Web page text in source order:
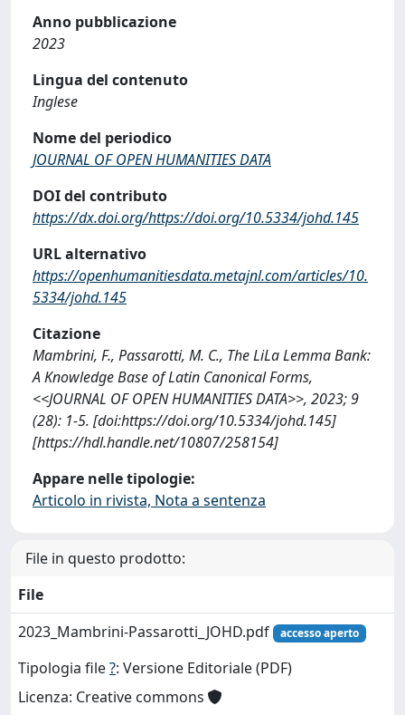
Anno pubblicazione
2023
Lingua del contenuto
Inglese
Nome del periodico
JOURNAL OF OPEN HUMANITIES DATA
DOI del contributo
https://dx.doi.org/https://doi.org/10.5334/johd.145
URL alternativo
https://openhumanitiesdata.metajnl.com/articles/10.
5334/johd.145
Citazione
Mambrini, F., Passarotti, M. C., The LiLa Lemma Bank:
A Knowledge Base of Latin Canonical Forms,
<<JOURNAL OF OPEN HUMANITIES DATA>>, 2023; 9
(28): 1-5. [doi:https://doi.org/10.5334/johd.145]
[https://hdl.handle.net/10807/258154]
Appare nelle tipologie:
Articolo in rivista, Nota a sentenza
File in questo prodotto:
File
2023_Mambrini-Passarotti_JOHD.pdf
accesso aperto
Tipologia file?: Versione Editoriale (PDF)
Licenza: Creative commons